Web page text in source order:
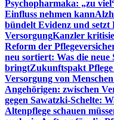
Psychopharmaka: „zu
Einfluss nehmen kann
bündelt Evidenz und
VersorgungKanzler
Reform der
neu sortiert: Was die
bringtZukunftspakt
Versorgung von
Angehörigen: zwischen
gegen Sawatzki-Schelte:
Altenpflege schauen